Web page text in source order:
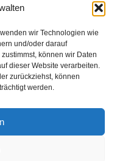
wir Technologien wie
und/oder darauf
können wir Daten
dieser Website verarbeiten.
zurückziehst, können
werden.
14 15
21 22 23
4 5 6